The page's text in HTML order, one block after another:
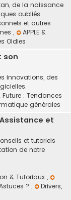
de la naissance
oubliés.
et autres
,
APPLE &
Oldies
son
innovations, des
: Tendances
générales
et
et tutoriels
de notre
& Tutoriaux ,
? ,
Drivers,